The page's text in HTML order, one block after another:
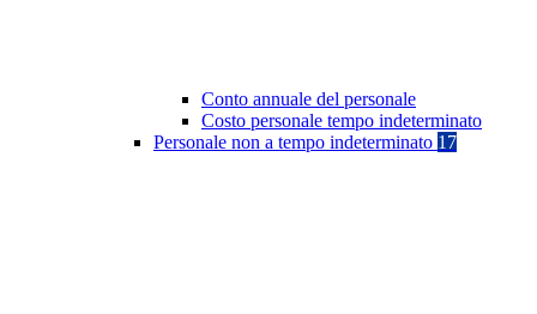
Conto annuale del personale
Costo personale tempo indeterminato
Personale non a tempo indeterminato 17